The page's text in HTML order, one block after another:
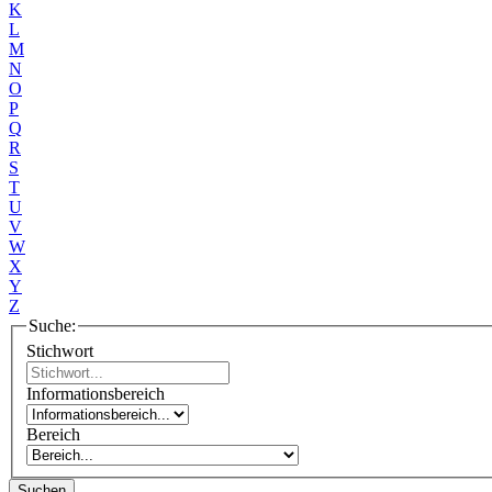
K
L
M
N
O
P
Q
R
S
T
U
V
W
X
Y
Z
Suche:
Stichwort
Informationsbereich
Bereich